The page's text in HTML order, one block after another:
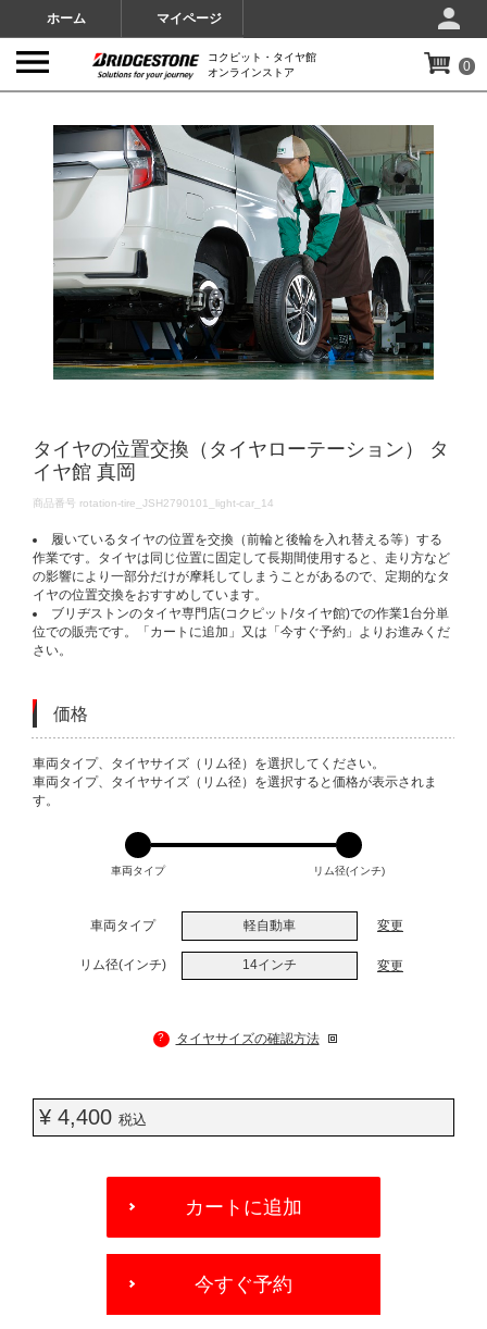
ホーム マイページ
コクピット・タイヤ館
オンラインストア
0
タイヤの位置交換（タイヤローテーション） タ
イヤ館 真岡
DETAILS
商品番号 rotation-tire_JSH2790101_light-car_14
履いているタイヤの位置を交換（前輪と後輪を入れ替える等）する
作業です。タイヤは同じ位置に固定して長期間使用すると、走り方など
の影響により一部分だけが摩耗してしまうことがあるので、定期的なタ
イヤの位置交換をおすすめしています。
ブリヂストンのタイヤ専門店(コクピット/タイヤ館)での作業1台分単
位での販売です。「カートに追加」又は「今すぐ予約」よりお進みくだ
さい。
価格
VARIATIONS
車両タイプ、タイヤサイズ（リム径）を選択してください。
車両タイプ、タイヤサイズ（リム径）を選択すると価格が表示されま
す。
車両タイプ リム径(インチ)
車両タイプ 軽自動車 変更
リム径(インチ) 14インチ 変更
? タイヤサイズの確認方法
¥ 4,400 税込
OPTIONS
カートに追加
今すぐ予約